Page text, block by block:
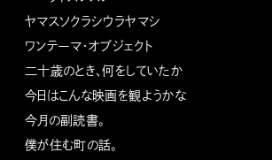
ヤマスソクラシウラヤマシ
ワンテーマ・オブジェクト
二十歳のとき、何をしていたか
今日はこんな映画を観ようかな
今月の副読書。
僕が住む町の話。